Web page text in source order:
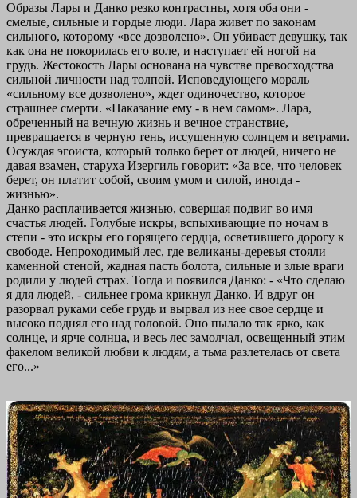
Образы Лары и Данко резко контрастны, хотя оба они -
смелые, сильные и гордые люди. Лара живет по законам
сильного, которому «все дозволено». Он убивает девушку, так
как она не покорилась его воле, и наступает ей ногой на
грудь. Жестокость Лары основана на чувстве превосходства
сильной личности над толпой. Исповедующего мораль
«сильному все дозволено», ждет одиночество, которое
страшнее смерти. «Наказание ему - в нем самом». Лара,
обреченный на вечную жизнь и вечное странствие,
превращается в черную тень, иссушенную солнцем и ветрами.
Осуждая эгоиста, который только берет от людей, ничего не
давая взамен, старуха Изергиль говорит: «За все, что человек
берет, он платит собой, своим умом и силой, иногда -
жизнью».
Данко расплачивается жизнью, совершая подвиг во имя
счастья людей. Голубые искры, вспыхивающие по ночам в
степи - это искры его горящего сердца, осветившего дорогу к
свободе. Непроходимый лес, где великаны-деревья стояли
каменной стеной, жадная пасть болота, сильные и злые враги
родили у людей страх. Тогда и появился Данко: - «Что сделаю
я для людей, - сильнее грома крикнул Данко. И вдруг он
разорвал руками себе грудь и вырвал из нее свое сердце и
высоко поднял его над головой. Оно пылало так ярко, как
солнце, и ярче солнца, и весь лес замолчал, освещенный этим
факелом великой любви к людям, а тьма разлетелась от света
его...»